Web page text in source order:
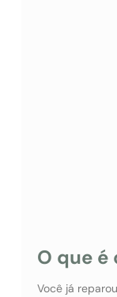
O que é
Você já